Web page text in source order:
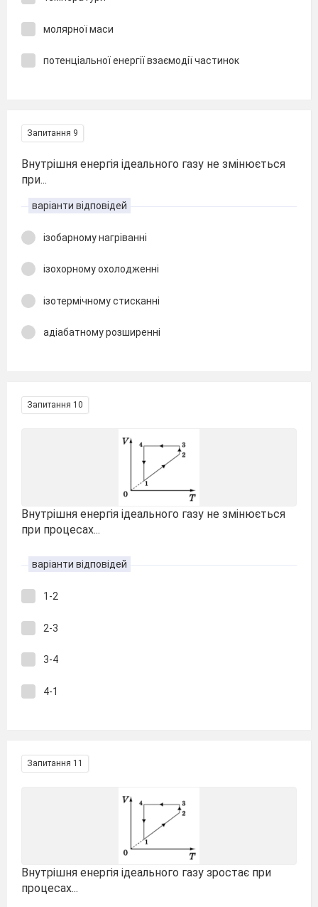
молярної маси
потенціальної енергії взаємодії частинок
Запитання 9
Внутрішня енергія ідеального газу не змінюється
при...
варіанти відповідей
ізобарному нагріванні
ізохорному охолодженні
ізотермічному стисканні
адіабатному розширенні
Запитання 10
Внутрішня енергія ідеального газу не змінюється
при процесах...
варіанти відповідей
1-2
2-3
3-4
4-1
Запитання 11
Внутрішня енергія ідеального газу зростає при
процесах...